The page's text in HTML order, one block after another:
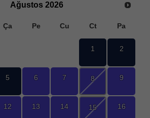
Ağustos 2026
Ça Pe Cu Ct Pa
1 2
5 6 7 8 9
12 13 14 15 16